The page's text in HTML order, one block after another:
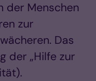
der Menschen
zur
Das
der „Hilfe zur